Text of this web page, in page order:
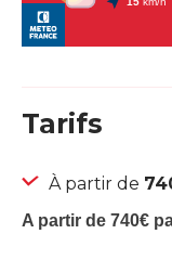
Tarifs
À partir de
A partir de 740€